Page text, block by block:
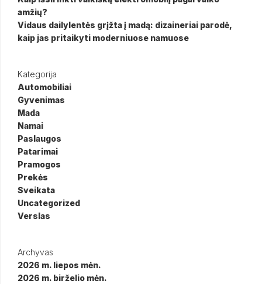
amžių?
Vidaus dailylentės grįžta į madą: dizaineriai parodė,
kaip jas pritaikyti moderniuose namuose
Kategorija
Automobiliai
Gyvenimas
Mada
Namai
Paslaugos
Patarimai
Pramogos
Prekės
Sveikata
Uncategorized
Verslas
Archyvas
2026 m. liepos mėn.
2026 m. birželio mėn.